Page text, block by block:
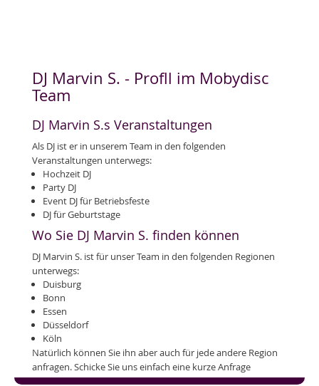
DJ Marvin S. - Profll im Mobydisc
Team
DJ Marvin S.s Veranstaltungen
Als DJ ist er in unserem Team in den folgenden
Veranstaltungen unterwegs:
Hochzeit DJ
Party DJ
Event DJ für Betriebsfeste
DJ für Geburtstage
Wo Sie DJ Marvin S. finden können
DJ Marvin S. ist für unser Team in den folgenden Regionen
unterwegs:
Duisburg
Bonn
Essen
Düsseldorf
Köln
Natürlich können Sie ihn aber auch für jede andere Region
anfragen. Schicke Sie uns einfach eine kurze Anfrage